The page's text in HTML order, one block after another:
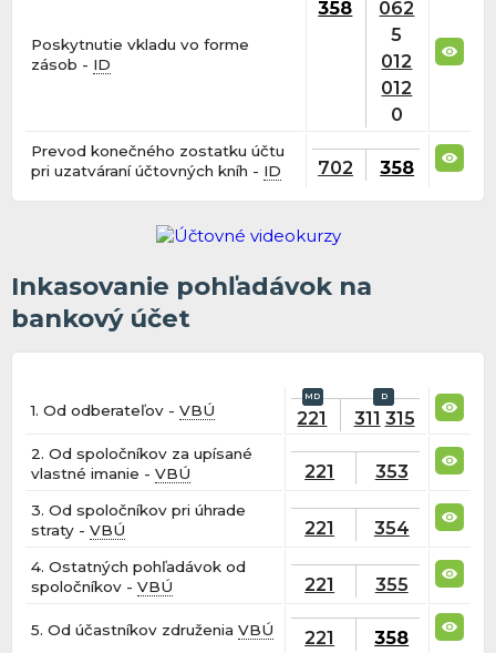
Poskytnutie vkladu vo forme
zásob - ID
358
062
5
012
012
0
Prevod konečného zostatku účtu
pri uzatváraní účtovných kníh - ID 702 358
Inkasovanie pohľadávok na
bankový účet
1. Od odberateľov -VBÚ 221 311 315
2. Od spoločníkov za upísané
vlastné imanie -VBÚ 221 353
3. Od spoločníkov pri úhrade
straty -VBÚ 221 354
4. Ostatných pohľadávok od
spoločníkov -VBÚ 221 355
5. Od účastníkov združeniaVBÚ 221 358